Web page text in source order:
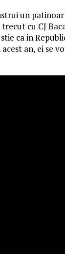
un
cu CJ
ca in
an, ei se